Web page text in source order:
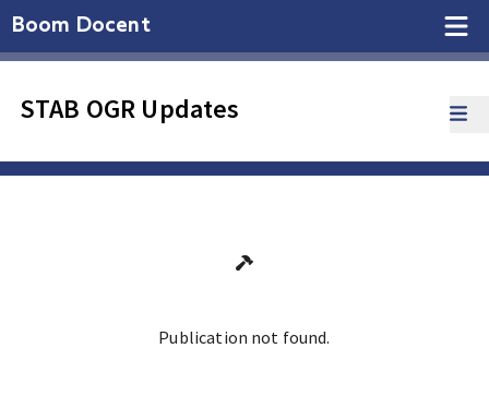
Boom Docent
STAB OGR Updates
Publication not found.